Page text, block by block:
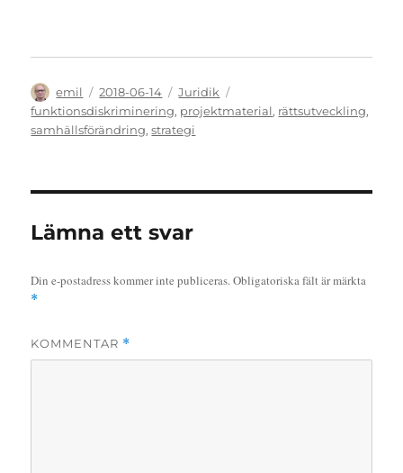
Författare
emil
Publicerat
den
2018-06-14 Kategorier
Juridik
funktionsdiskriminering, projektmaterial, rättsutveckling,
samhällsförändring,strategi
Lämna ett svar
Din e-postadress kommer inte publiceras.Obligatoriska fält är märkta
*
KOMMENTAR *